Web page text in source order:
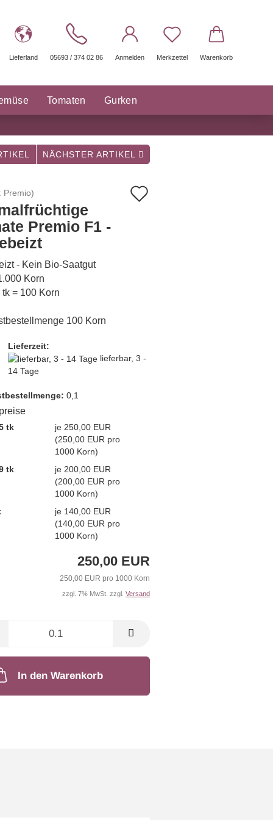
Lieferland 05693 / 374 02 86 Anmelden Merkzettel Warenkorb
Tomaten Gurken
NÄCHSTER ARTIKEL
Premio)
Premio F1 -
- Kein Bio-Saatgut
Korn
tk = 100 Korn
100 Korn
Lieferzeit:
lieferbar, 3 -
14 Tage
0,1
tk
je 250,00 EUR
(250,00 EUR pro
1000 Korn)
tk
je 200,00 EUR
(200,00 EUR pro
1000 Korn)
je 140,00 EUR
(140,00 EUR pro
1000 Korn)
250,00 EUR
250,00 EUR pro 1000 Korn
zzgl. 7% MwSt. zzgl. Versand
In den Warenkorb